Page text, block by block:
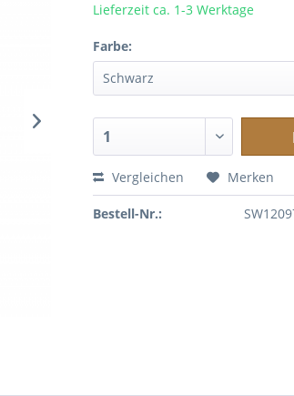
Lieferzeit ca. 1-3 Werktage
Farbe:
Vergleichen Merken
Bestell-Nr.: